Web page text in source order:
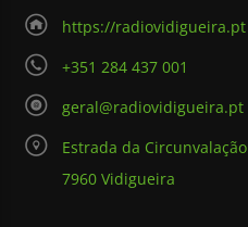
https://radiovidigueira.pt
+351 284 437 001
geral@radiovidigueira.pt
Estrada da Circunvalação
7960 Vidigueira